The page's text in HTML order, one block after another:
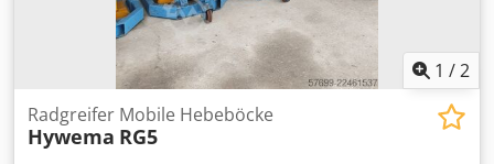
1 /2
Radgreifer Mobile Hebeböcke
Hywema RG5